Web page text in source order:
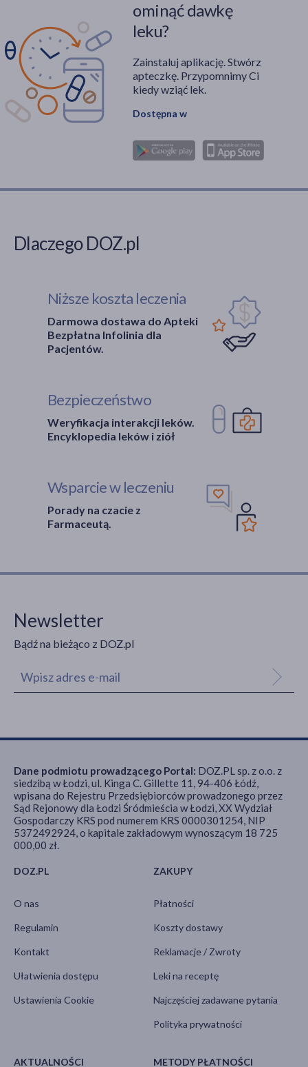
ominąć dawkę
leku?
Zainstaluj aplikację. Stwórz
apteczkę. Przypomnimy Ci
kiedy wziąć lek.
Dostępna w
Dlaczego DOZ.pl
Niższe koszta leczenia
Darmowa dostawa do Apteki
Bezpłatna Infolinia dla
Pacjentów.
Bezpieczeństwo
Weryfikacja interakcji leków.
Encyklopedia leków i ziół
Wsparcie w leczeniu
Porady na czacie z
Farmaceutą.
Newsletter
Bądź na bieżąco z DOZ.pl
DOZ.PL
O nas
Regulamin
Kontakt
Ułatwienia dostępu
Ustawienia Cookie
ZAKUPY
Płatności
Koszty dostawy
Reklamacje / Zwroty
Leki na receptę
Najczęściej zadawane pytania
Polityka prywatności
AKTUALNOŚCI METODY PŁATNOŚCI
Dane podmiotu prowadzącego Portal: DOZ.PL sp. z o.o. z
siedzibą w Łodzi, ul. Kinga C. Gillette 11, 94-406 Łódź,
wpisana do Rejestru Przedsiębiorców prowadzonego przez
Sąd Rejonowy dla Łodzi Śródmieścia w Łodzi, XX Wydział
Gospodarczy KRS pod numerem KRS 0000301254, NIP
5372492924, o kapitale zakładowym wynoszącym 18 725
000,00 zł.